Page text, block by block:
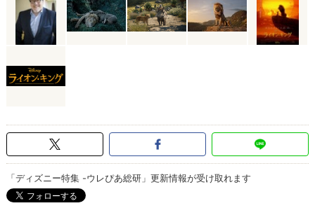
「ディズニー特集 -ウレぴあ総研」更新情報が受け取れます